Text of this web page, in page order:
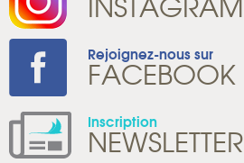
Rejoignez-nous sur
FACEBOOK
Inscription
NEWSLETTER